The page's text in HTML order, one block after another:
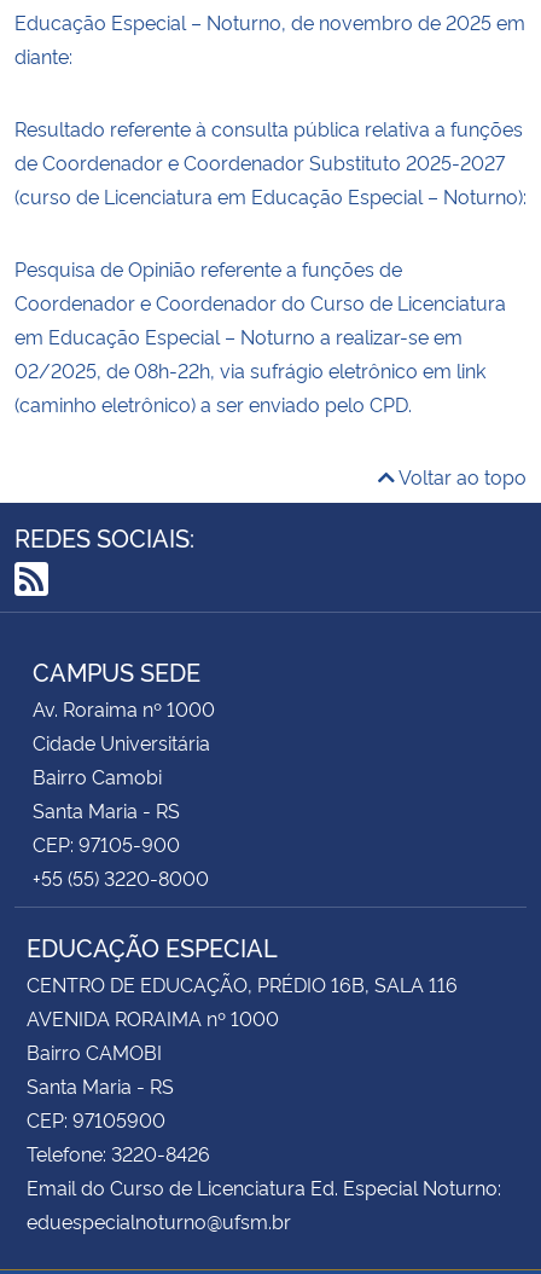
Educação Especial – Noturno, de novembro de 2025 em
diante:
Resultado referente à consulta pública relativa a funções
de Coordenador e Coordenador Substituto 2025-2027
(curso de Licenciatura em Educação Especial – Noturno):
Pesquisa de Opinião referente a funções de
Coordenador e Coordenador do Curso de Licenciatura
em Educação Especial – Noturno a realizar-se em
02/2025, de 08h-22h, via sufrágio eletrônico em link
(caminho eletrônico) a ser enviado pelo CPD.
Voltar ao topo
REDES SOCIAIS:
RSS
CAMPUS SEDE
Av. Roraima nº 1000
Cidade Universitária
Bairro Camobi
Santa Maria - RS
CEP: 97105-900
+55 (55) 3220-8000
EDUCAÇÃO ESPECIAL
CENTRO DE EDUCAÇÃO, PRÉDIO 16B, SALA 116
AVENIDA RORAIMA nº 1000
Bairro CAMOBI
Santa Maria - RS
CEP: 97105900
Telefone: 3220-8426
Email do Curso de Licenciatura Ed. Especial Noturno:
eduespecialnoturno@ufsm.br